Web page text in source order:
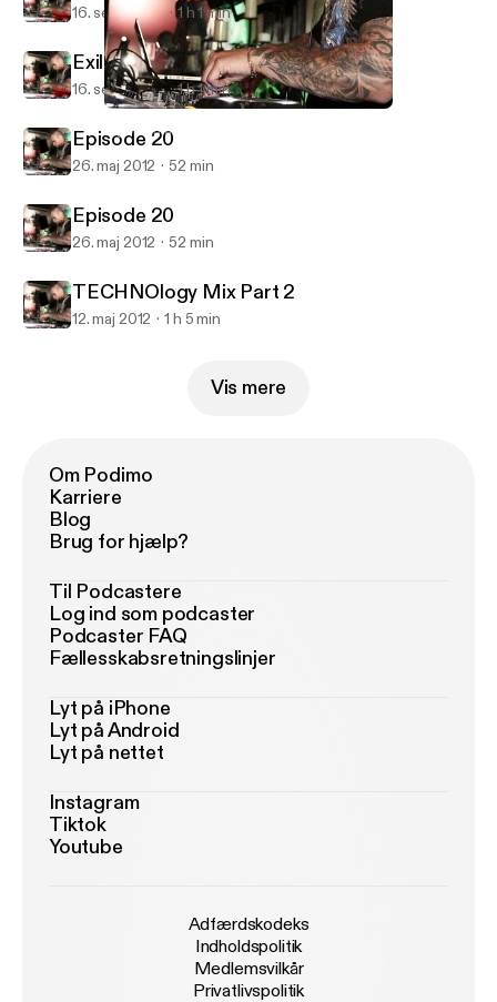
Algolagnia Podcast
16. sept. 2012 1 h 1 min
Exile August
16. sept. 2012 1 h 1 min
Episode 20
26. maj 2012 52 min
Episode 20
26. maj 2012 52 min
TECHNOlogy Mix Part 2
12. maj 2012 1 h 5 min
Vis mere
Om Podimo
Karriere
Blog
Brug for hjælp?
Til Podcastere
Log ind som podcaster
Podcaster FAQ
Fællesskabsretningslinjer
Lyt på iPhone
Lyt på Android
Lyt på nettet
Instagram
Tiktok
Youtube
Adfærdskodeks
Indholdspolitik
Medlemsvilkår
Privatlivspolitik